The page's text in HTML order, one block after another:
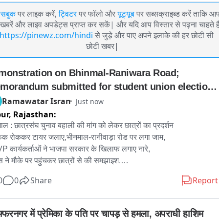
पर लाइक करें, ट्विटर पर फॉलो औरयूट्यूब पर सब्सक्राइब्ड करें ताकि
खबरें और लाइव अपडेट्स प्राप्त कर सकें| और यदि आप विस्तार से पढ़ना चाहते
https://pinewz.com/hindi से जुड़े और पाए अपने इलाके की हर छोटी सी
छोटी खबर|
on Bhinmal-Raniwara Road;
submitted for student union elections
Ramawatar Isran Just now
Rajasthan:
: छात्रसंघ चुनाव बहाली की मांग को लेकर छात्रों का प्रदर्शन
रोककर टायर जलाए,भीनमाल-रानीवाड़ा रोड पर लगा जाम,
कार्यकर्ताओं ने भाजपा सरकार के खिलाफ लगाए नारे,
ने मौके पर पहुंचकर छात्रों से की समझाइश,
प्रशासन को छात्रसंघ चुनाव बहाली को लेकर सौंपा ज्ञापन。
0 Share Report
में प्रेमिका के पति पर चापड़ से हमला, अपराधी हाशिम